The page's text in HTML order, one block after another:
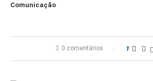
Comunicação
0 comentários 1